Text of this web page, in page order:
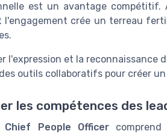
est un avantage
crée un terreau
l'expression et la reconnaissance
outils collaboratifs pour créer
les compétences des
Chief People Officercomprend